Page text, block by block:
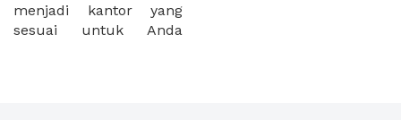
menjadi kantor yang
sesuai untuk Anda